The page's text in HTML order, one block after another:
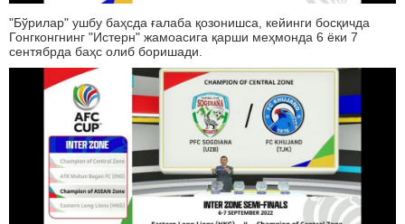
"Бўрилар" ушбу баҳсда ғалаба қозонишса, кейинги босқичда
Гонгконгнинг "Истерн" жамоасига қарши меҳмонда 6 ёки 7
сентябрда баҳс олиб боришади.